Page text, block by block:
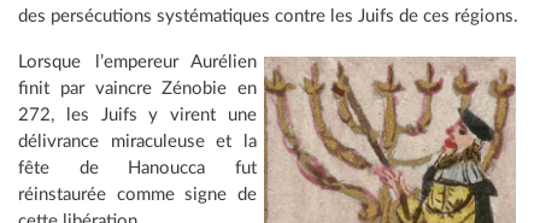
des persécutions systématiques contre les Juifs de ces régions.
Lorsque l’empereur Aurélien
finit par vaincre Zénobie en
272, les Juifs y virent une
délivrance miraculeuse et la
fête de Hanoucca fut
réinstaurée comme signe de